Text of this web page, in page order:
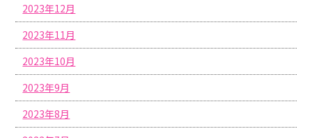
2023年12月
2023年11月
2023年10月
2023年9月
2023年8月